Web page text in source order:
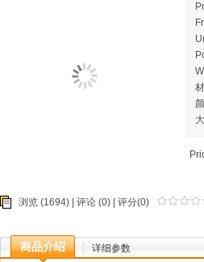
浏览 (1694) | 评论 (0) | 评分(0)
商品介绍 详细参数